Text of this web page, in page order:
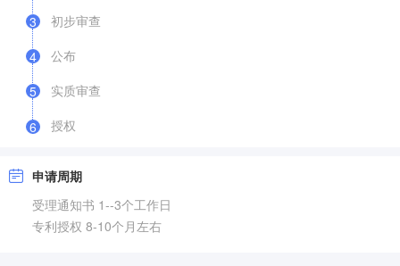
3
初步审查
4
公布
5
实质审查
6 授权
申请周期
受理通知书 1--3个工作日
专利授权 8-10个月左右